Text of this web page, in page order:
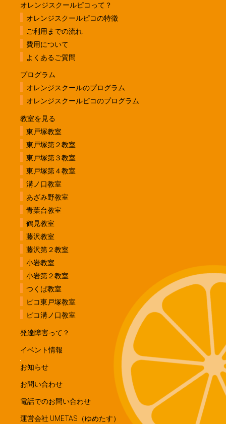
オレンジスクールピコって？
オレンジスクールピコの特徴
ご利用までの流れ
費用について
よくあるご質問
プログラム
オレンジスクールのプログラム
オレンジスクールピコのプログラム
教室を見る
東戸塚教室
東戸塚第２教室
東戸塚第３教室
東戸塚第４教室
溝ノ口教室
あざみ野教室
青葉台教室
鶴見教室
藤沢教室
藤沢第２教室
小岩教室
小岩第２教室
つくば教室
ピコ東戸塚教室
ピコ溝ノ口教室
発達障害って？
イベント情報
お知らせ
お問い合わせ
電話でのお問い合わせ
運営会社 UMETAS（ゆめたす）